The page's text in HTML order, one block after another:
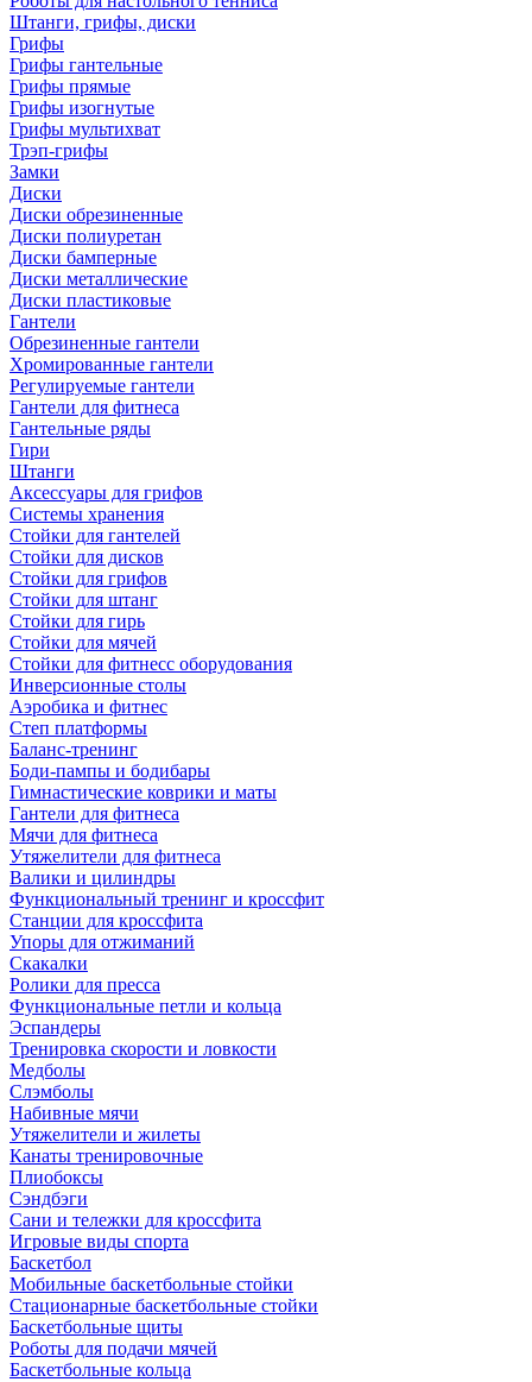
Штанги, грифы, диски
Грифы
Грифы гантельные
Грифы прямые
Грифы изогнутые
Грифы мультихват
Трэп-грифы
Замки
Диски
Диски обрезиненные
Диски полиуретан
Диски бамперные
Диски металлические
Диски пластиковые
Гантели
Обрезиненные гантели
Хромированные гантели
Регулируемые гантели
Гантели для фитнеса
Гантельные ряды
Гири
Штанги
Аксессуары для грифов
Системы хранения
Стойки для гантелей
Стойки для дисков
Стойки для грифов
Стойки для штанг
Стойки для гирь
Стойки для мячей
Стойки для фитнесс оборудования
Инверсионные столы
Аэробика и фитнес
Степ платформы
Баланс-тренинг
Боди-пампы и бодибары
Гимнастические коврики и маты
Гантели для фитнеса
Мячи для фитнеса
Утяжелители для фитнеса
Валики и цилиндры
Функциональный тренинг и кроссфит
Станции для кроссфита
Упоры для отжиманий
Скакалки
Ролики для пресса
Функциональные петли и кольца
Эспандеры
Тренировка скорости и ловкости
Медболы
Слэмболы
Набивные мячи
Утяжелители и жилеты
Канаты тренировочные
Плиобоксы
Сэндбэги
Сани и тележки для кроссфита
Игровые виды спорта
Баскетбол
Мобильные баскетбольные стойки
Стационарные баскетбольные стойки
Баскетбольные щиты
Роботы для подачи мячей
Баскетбольные кольца